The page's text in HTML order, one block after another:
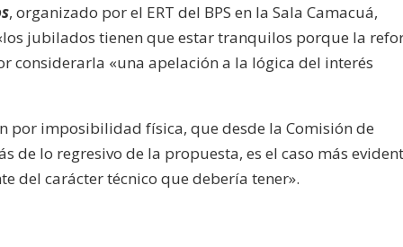
para
aumentar
o
el
volumen.
, organizado por el ERT del BPS en la Sala Camacuá,
jubilados tienen que estar tranquilos porque la
considerarla «una apelación a la lógica del interés
por imposibilidad física, que desde la Comisión de
de lo regresivo de la propuesta, es el caso más
del carácter técnico que debería tener».